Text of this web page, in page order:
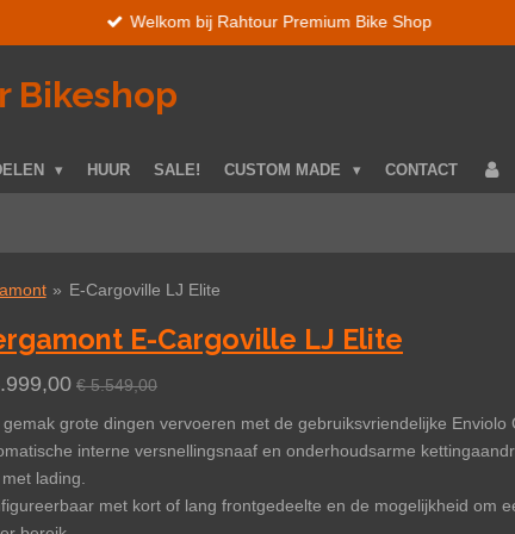
Welkom bij Rahtour Premium Bike Shop
Bikeshop
HUUR SALE! CUSTOM MADE CONTACT
» E-Cargoville LJ Elite
E-Cargoville LJ Elite
€ 5.549,00
gemak grote dingen vervoeren met de gebruiksvriendelijke Enviolo
interne versnellingsnaaf en onderhoudsarme
lading.
met kort of lang frontgedeelte en de mogelijkheid om